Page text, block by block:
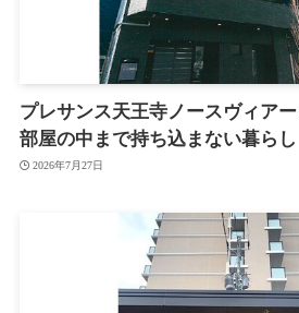
プレサンス天王寺ノースヴィアー
部屋の中まで持ち込まない暮らし
2026年7月27日